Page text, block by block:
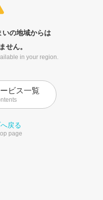
いの地域からは
せん。
in your region.
ビス一覧
戻る
page